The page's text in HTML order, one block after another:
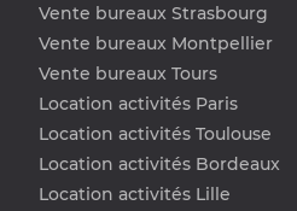
Vente bureaux Strasbourg
Vente bureaux Montpellier
Vente bureaux Tours
Location activités Paris
Location activités Toulouse
Location activités Bordeaux
Location activités Lille